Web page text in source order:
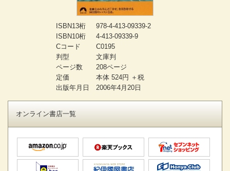
ISBN13桁
978-4-413-09339-2
ISBN10桁
4-413-09339-9
Cコード
C0195
判型
文庫判
ページ数
208ページ
定価
本体 524円 ＋税
出版年月日
2006年4月20日
オンライン書店一覧